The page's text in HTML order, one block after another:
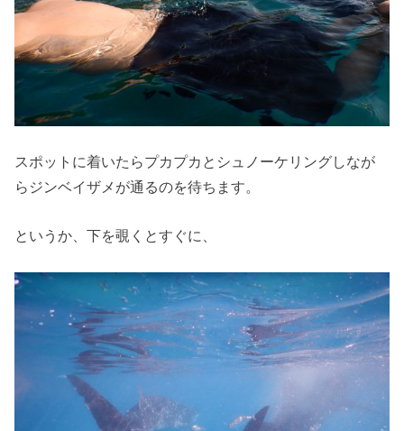
スポットに着いたらプカプカとシュノーケリングしなが
らジンベイザメが通るのを待ちます。
というか、下を覗くとすぐに、